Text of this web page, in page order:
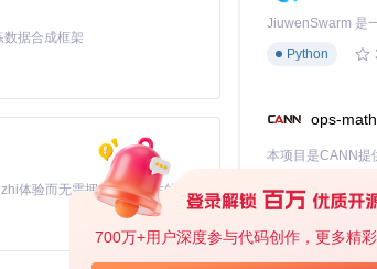
700万+用户深度参与代码创作，更多精
关键参数。
完成后系统会提示"下载完
据合成框架
基于Python的Xiaozhi AI，适用于想要完整Xiaozhi体验而无需拥有专用硬件的用户。
Python
ops-math
C++
deveco-